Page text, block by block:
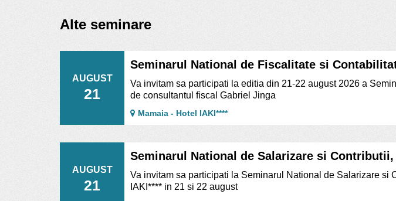
Alte seminare
AUGUST
21
Seminarul National de Fiscalitate si
Va invitam sa participati la editia din 21-22 august 2026 a
de consultantul fiscal Gabriel Jinga
Mamaia - Hotel IAKI****
AUGUST
21
Seminarul National de Salarizare si
Va invitam sa participati la Seminarul National de Salarizare si
IAKI**** in 21 si 22 august